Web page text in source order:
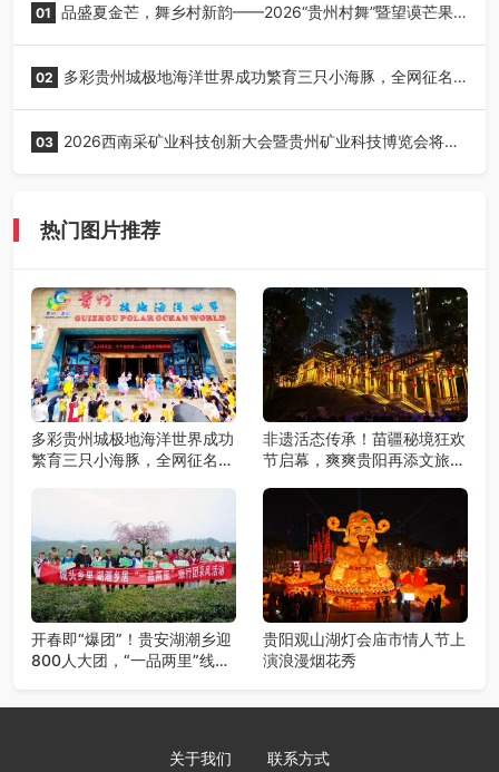
01 品盛夏金芒，舞乡村新韵——2026“贵州村舞”暨望谟芒果
02 多彩贵州城极地海洋世界成功繁育三只小海豚，全网征名
03 2026西南采矿业科技创新大会暨贵州矿业科技博览会将在
热门图片推荐
多彩贵州城极地海洋世界成功
繁育三只小海豚，全网征名正
非遗活态传承！苗疆秘境狂欢
节启幕，爽爽贵阳再添文旅新
开春即“爆团”！贵安湖潮乡迎
800人大团，“一品两里”线路
贵阳观山湖灯会庙市情人节上
演浪漫烟花秀
关于我们 联系方式